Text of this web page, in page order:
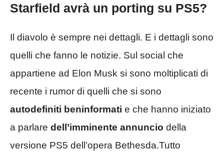
Starfield avrà un porting su PS5?
Il diavolo è sempre nei dettagli. E i dettagli sono
quelli che fanno le notizie. Sul social che
appartiene ad Elon Musk si sono moltiplicati di
recente i rumor di quelli che si sono
autodefiniti beninformati e che hanno iniziato
a parlare dell’imminente annuncio della
versione PS5 dell’opera Bethesda.Tutto